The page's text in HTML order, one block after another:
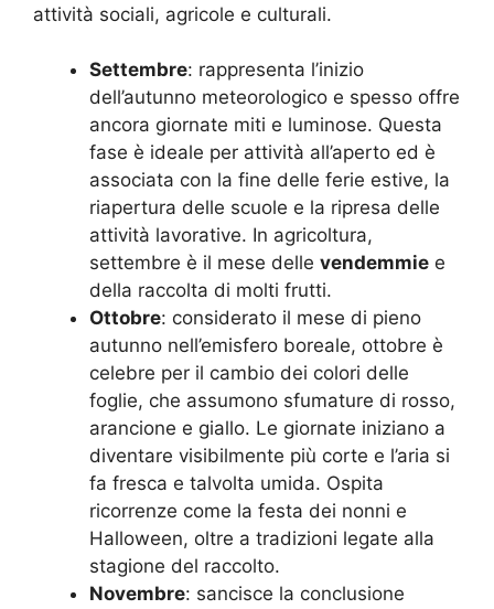
attività sociali, agricole e culturali.
Settembre: rappresenta l’inizio
dell’autunno meteorologico e spesso offre
ancora giornate miti e luminose. Questa
fase è ideale per attività all’aperto ed è
associata con la fine delle ferie estive, la
riapertura delle scuole e la ripresa delle
attività lavorative. In agricoltura,
settembre è il mese delle vendemmie e
della raccolta di molti frutti.
Ottobre: considerato il mese di pieno
autunno nell’emisfero boreale, ottobre è
celebre per il cambio dei colori delle
foglie, che assumono sfumature di rosso,
arancione e giallo. Le giornate iniziano a
diventare visibilmente più corte e l’aria si
fa fresca e talvolta umida. Ospita
ricorrenze come la festa dei nonni e
Halloween, oltre a tradizioni legate alla
stagione del raccolto.
Novembre: sancisce la conclusione